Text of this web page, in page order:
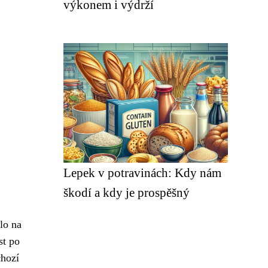
na
po
výkonem i výdrží
Lepek v potravinách: Kdy nám
škodí a kdy je prospěšný